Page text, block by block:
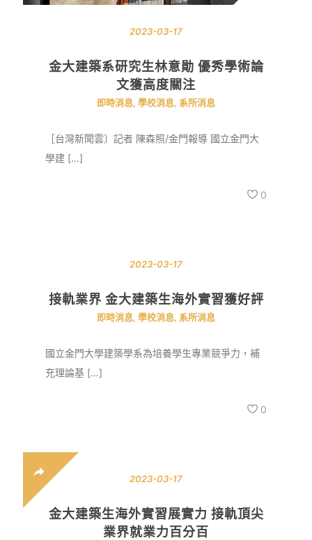
2023-03-17
金大建築系研究生林意勛 優秀學術論
文獲高度關注
即時消息, 學校消息, 系所消息
［台灣新聞雲〕記者 陳森照/金門報導 國立金門大
學建 […]
0
2023-03-17
接軌業界 金大建築生海外實習獲好評
即時消息, 學校消息, 系所消息
國立金門大學建築學系為培養學生專業競爭力，補
充理論基 […]
0
2023-03-17
金大建築生海外實習展實力 接軌頂尖
業界就業力百分百